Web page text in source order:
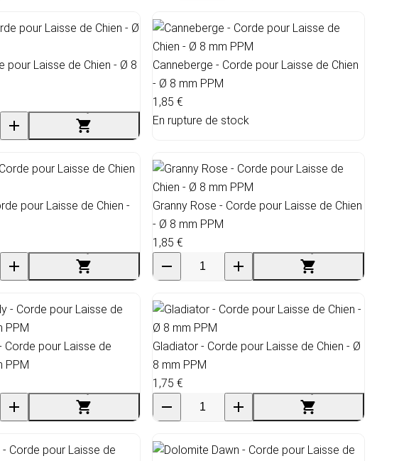
pour Laisse de Chien - Ø 8
Canneberge - Corde pour Laisse de Chien
- Ø 8 mm PPM
1,85 €
En rupture de stock
pour Laisse de Chien -
Granny Rose - Corde pour Laisse de Chien
- Ø 8 mm PPM
1,85 €
Corde pour Laisse de
PPM
Gladiator - Corde pour Laisse de Chien - Ø
8 mm PPM
1,75 €